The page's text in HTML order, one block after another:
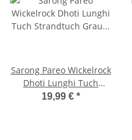
Sarong Pareo Wickelrock
Dhoti Lunghi Tuch
Strandtuch Grau Türkis
19,99 € *